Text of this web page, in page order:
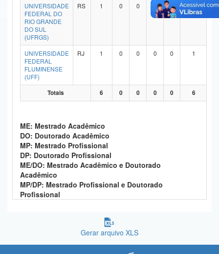
Advocacia-Geral da União
Banco Central do Brasil
UNIVERSIDADE
FEDERAL DO
RIO GRANDE
DO SUL
(UFRGS)
RS 1 0 0 0 1
UNIVERSIDADE
FEDERAL
FLUMINENSE
(UFF)
RJ 1 0 0 0 0 1
Totais 6 0 0 0 0 6
ME: Mestrado Acadêmico
DO: Doutorado Acadêmico
MP: Mestrado Profissional
DP: Doutorado Profissional
ME/DO: Mestrado Acadêmico e Doutorado
Acadêmico
MP/DP: Mestrado Profissional e Doutorado
Profissional
Gerar arquivo XLS